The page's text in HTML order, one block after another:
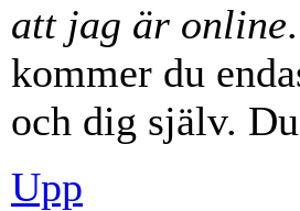
att jag är online
kommer du
och dig själv.
Upp